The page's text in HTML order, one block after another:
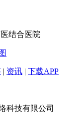
结合医院
| 资讯 | 下载APP
科技有限公司